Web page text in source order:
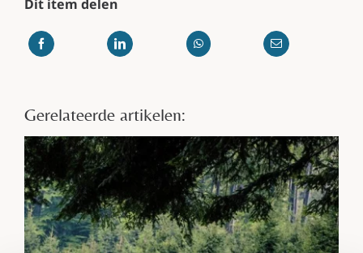
Dit item delen
Gerelateerde artikelen: